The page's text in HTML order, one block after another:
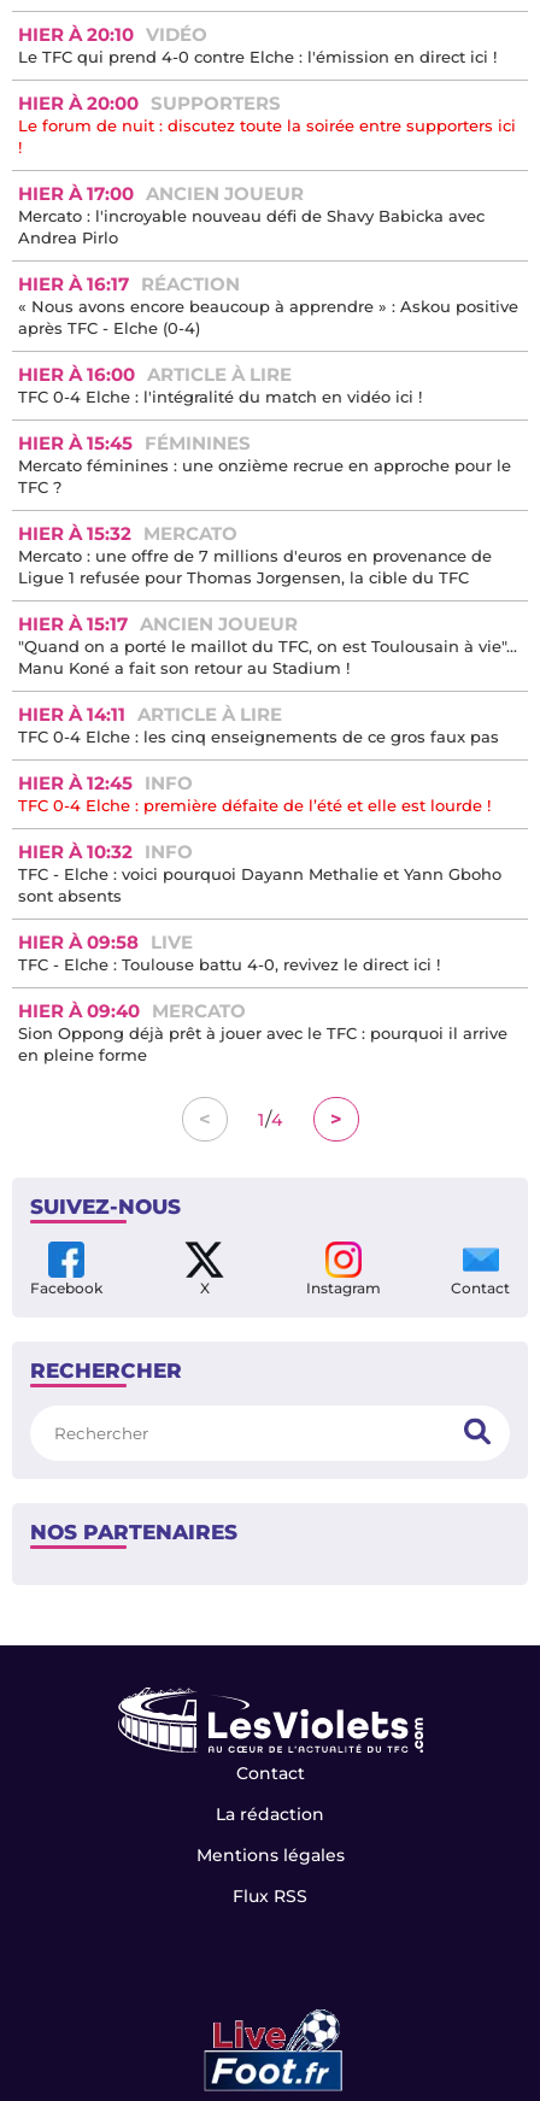
HIER À 20:10 VIDÉO
Le TFC qui prend 4-0 contre Elche : l'émission en direct ici !
HIER À 20:00 SUPPORTERS
Le forum de nuit : discutez toute la soirée entre supporters ici
!
HIER À 17:00 ANCIEN JOUEUR
Mercato : l'incroyable nouveau défi de Shavy Babicka avec
Andrea Pirlo
HIER À 16:17 RÉACTION
« Nous avons encore beaucoup à apprendre » : Askou positive
après TFC - Elche (0-4)
HIER À 16:00 ARTICLE À LIRE
TFC 0-4 Elche : l'intégralité du match en vidéo ici !
HIER À 15:45 FÉMININES
Mercato féminines : une onzième recrue en approche pour le
TFC ?
HIER À 15:32 MERCATO
Mercato : une offre de 7 millions d'euros en provenance de
Ligue 1 refusée pour Thomas Jorgensen, la cible du TFC
HIER À 15:17 ANCIEN JOUEUR
"Quand on a porté le maillot du TFC, on est Toulousain à vie"...
Manu Koné a fait son retour au Stadium !
HIER À 14:11 ARTICLE À LIRE
TFC 0-4 Elche : les cinq enseignements de ce gros faux pas
HIER À 12:45 INFO
TFC 0-4 Elche : première défaite de l’été et elle est lourde !
HIER À 10:32 INFO
TFC - Elche : voici pourquoi Dayann Methalie et Yann Gboho
sont absents
HIER À 09:58 LIVE
TFC - Elche : Toulouse battu 4-0, revivez le direct ici !
HIER À 09:40 MERCATO
Sion Oppong déjà prêt à jouer avec le TFC : pourquoi il arrive
en pleine forme
< 1/4 >
SUIVEZ-NOUS
Facebook X Instagram Contact
RECHERCHER
NOS PARTENAIRES
Contact
La rédaction
Mentions légales
Flux RSS